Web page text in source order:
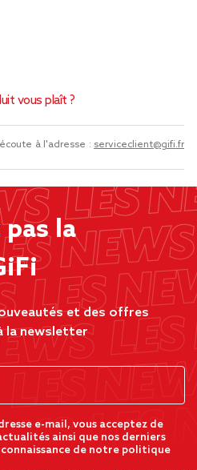
vous plaît ?
à l'adresse : serviceclient@gifi.fr
la
et des offres
la newsletter
e-mail, vous acceptez de
ainsi que nos derniers
de notre politique